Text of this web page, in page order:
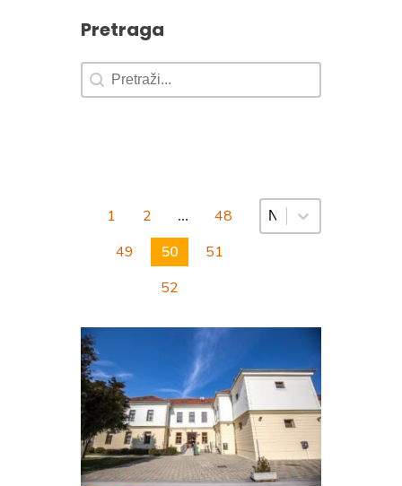
Pretraga
Pretraga
Pretraga
1 2 …
48
49
50
51
52
Sortiranje